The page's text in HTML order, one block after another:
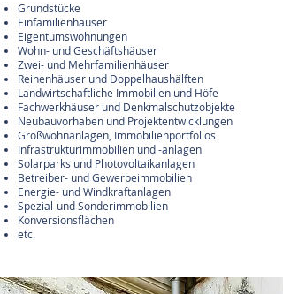
Grundstücke
Einfamilienhäuser
Eigentumswohnungen
Wohn- und Geschäftshäuser
Zwei- und Mehrfamilienhäuser
Reihenhäuser und Doppelhaushälften
Landwirtschaftliche Immobilien und Höfe
Fachwerkhäuser und Denkmalschutzobjekte
Neubauvorhaben und Projektentwicklungen
Großwohnanlagen, Immobilienportfolios
Infrastrukturimmobilien und -anlagen
Solarparks und Photovoltaikanlagen
Betreiber- und Gewerbeimmobilien
Energie- und Windkraftanlagen
Spezial-und Sonderimmobilien
Konversionsflächen
etc.